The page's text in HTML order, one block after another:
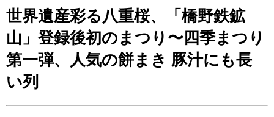
世界遺産彩る八重桜、「橋野鉄鉱
山」登録後初のまつり〜四季まつり
第一弾、人気の餅まき 豚汁にも長
い列